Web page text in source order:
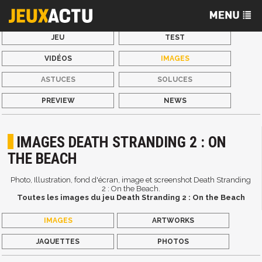
JEU TEST
VIDÉOS IMAGES
ASTUCES SOLUCES
PREVIEW NEWS
IMAGES DEATH STRANDING 2 : ON
THE BEACH
Photo, Illustration, fond d'écran, image et screenshot Death Stranding
2 : On the Beach.
Toutes les images du jeu Death Stranding 2 : On the Beach
IMAGES ARTWORKS
JAQUETTES PHOTOS